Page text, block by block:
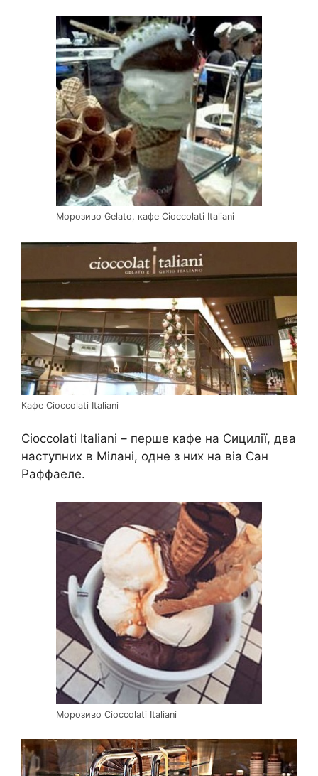
Морозиво Gelato, кафе Cioccolati Italiani
Кафе Cioccolati Italiani
Cioccolati Italiani – перше кафе на Сицилії, два
наступних в Мілані, одне з них на віа Сан
Раффаеле.
Морозиво Cioccolati Italiani